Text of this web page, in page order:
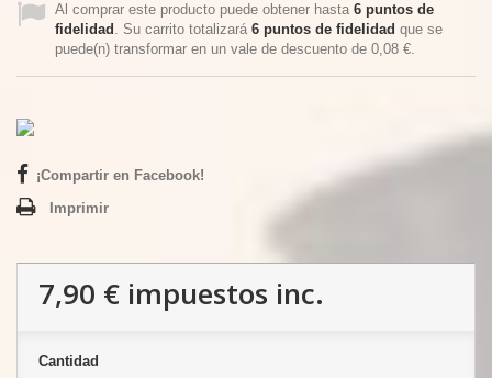
Al comprar este producto puede obtener hasta 6 puntos de
fidelidad . Su carrito totalizará 6 puntos de fidelidad que se
puede(n) transformar en un vale de descuento de 0,08 €.
¡Compartir en Facebook!
Imprimir
7,90 € impuestos inc.
Cantidad